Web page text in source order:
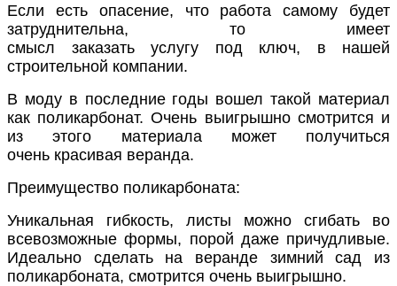
Если есть опасение, что работа самому будет
затруднительна, то имеет
смысл заказатьуслугу под ключ, в нашей
строительной компании.
В моду в последние годы вошел такой материал
как поликарбонат. Очень выигрышно смотрится и
из этого материала может получиться
очень красивая веранда.
Преимущество поликарбоната:
Уникальная гибкость, листы можно сгибать во
всевозможные формы, порой даже причудливые.
Идеально сделать на веранде зимний сад из
поликарбоната, смотрится очень выигрышно.